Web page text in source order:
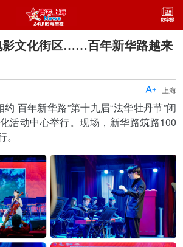
影文化街区……百年新华路越来
上海

约 百年新华路”第十九届“法华牡丹节”闭
活动中心举行。现场，新华路筑路100